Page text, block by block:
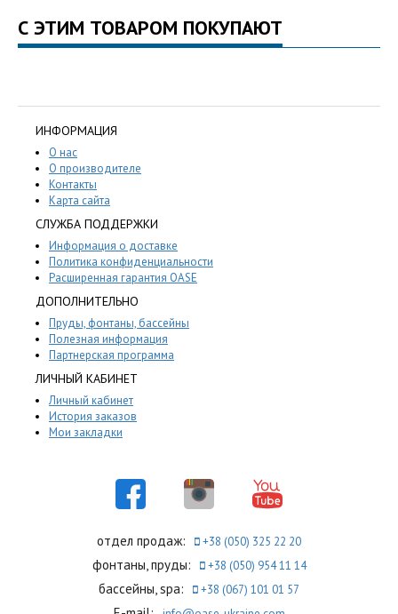
С ЭТИМ ТОВАРОМ ПОКУПАЮТ
ИНФОРМАЦИЯ
О нас
О производителе
Контакты
Карта сайта
СЛУЖБА ПОДДЕРЖКИ
Информация о доставке
Политика конфиденциальности
Расширенная гарантия OASE
ДОПОЛНИТЕЛЬНО
Пруды, фонтаны, бассейны
Полезная информация
Партнерская программа
ЛИЧНЫЙ КАБИНЕТ
Личный кабинет
История заказов
Мои закладки
отдел продаж: +38 (050) 325 22 20
фонтаны, пруды: +38 (050) 954 11 14
бассейны, spa: +38 (067) 101 01 57